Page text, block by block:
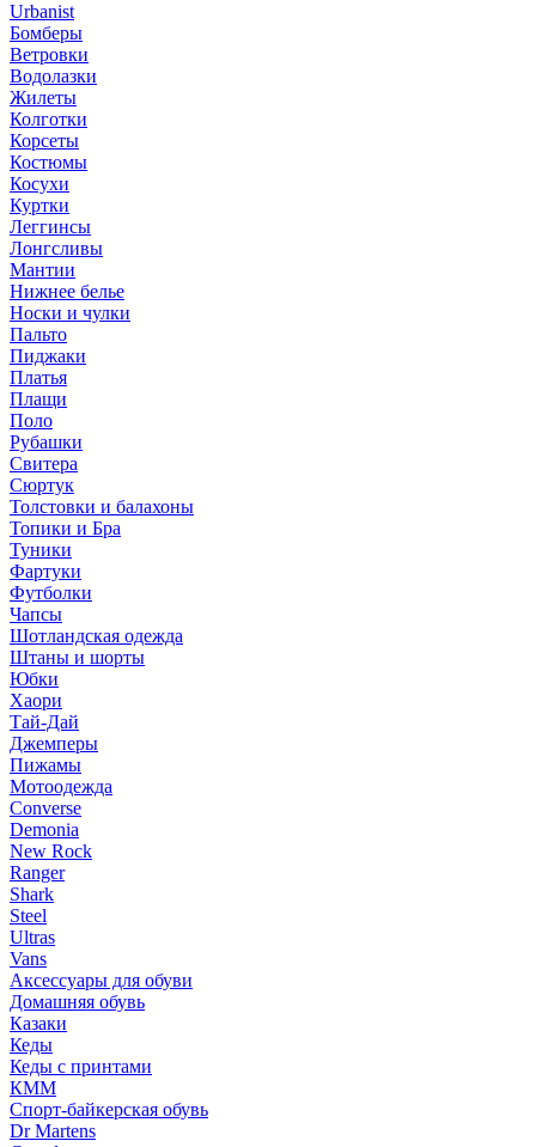
Urbanist
Бомберы
Ветровки
Водолазки
Жилеты
Колготки
Корсеты
Костюмы
Косухи
Куртки
Леггинсы
Лонгсливы
Мантии
Нижнее белье
Носки и чулки
Пальто
Пиджаки
Платья
Плащи
Поло
Рубашки
Свитера
Сюртук
Толстовки и балахоны
Топики и Бра
Туники
Фартуки
Футболки
Чапсы
Шотландская одежда
Штаны и шорты
Юбки
Хаори
Тай-Дай
Джемперы
Пижамы
Мотоодежда
Converse
Demonia
New Rock
Ranger
Shark
Steel
Ultras
Vans
Аксессуары для обуви
Домашняя обувь
Казаки
Кеды
Кеды с принтами
КММ
Спорт-байкерская обувь
Dr Martens